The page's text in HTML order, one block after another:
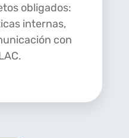
obligados:
internas,
con